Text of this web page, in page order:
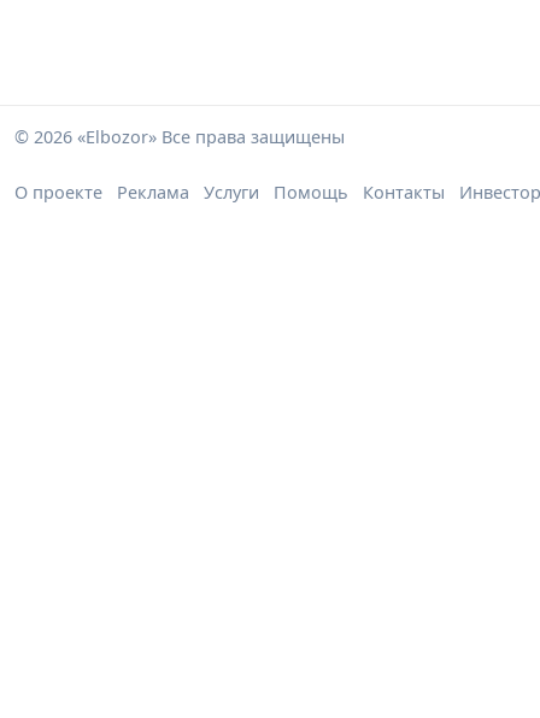
© 2026 «Elbozor» Все права защищены
О проекте Реклама Услуги Помощь Контакты